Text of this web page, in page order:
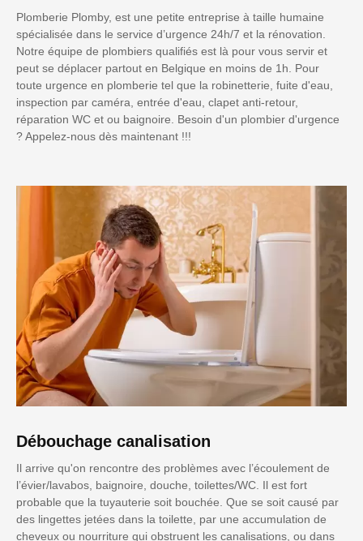
Plomberie Plomby, est une petite entreprise à taille humaine
spécialisée dans le service d’urgence 24h/7 et la rénovation.
Notre équipe de plombiers qualifiés est là pour vous servir et
peut se déplacer partout en Belgique en moins de 1h. Pour
toute urgence en plomberie tel que la robinetterie, fuite d'eau,
inspection par caméra, entrée d'eau, clapet anti-retour,
réparation WC et ou baignoire. Besoin d'un plombier d'urgence
? Appelez-nous dès maintenant !!!
Débouchage canalisation
Il arrive qu'on rencontre des problèmes avec l’écoulement de
l’évier/lavabos, baignoire, douche, toilettes/WC. Il est fort
probable que la tuyauterie soit bouchée. Que se soit causé par
des lingettes jetées dans la toilette, par une accumulation de
cheveux ou nourriture qui obstruent les canalisations, ou dans